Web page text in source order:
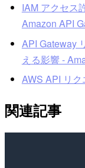
IAM アクセス
Amazon API
API Gateway
える影響 -
AWS API リ
関連記事